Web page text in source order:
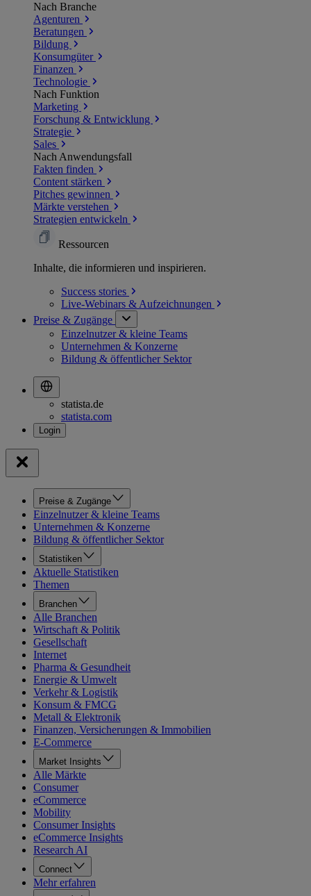
Nach Branche
Agenturen
Beratungen
Bildung
Konsumgüter
Finanzen
Technologie
Nach Funktion
Marketing
Forschung & Entwicklung
Strategie
Sales
Nach Anwendungsfall
Fakten finden
Content stärken
Pitches gewinnen
Märkte verstehen
Strategien entwickeln
Ressourcen
Inhalte, die informieren und inspirieren.
Success stories
Live-Webinars & Aufzeichnungen
Preise & Zugänge
Einzelnutzer & kleine Teams
Unternehmen & Konzerne
Bildung & öffentlicher Sektor
statista.de
statista.com
Preise & Zugänge
Einzelnutzer & kleine Teams
Unternehmen & Konzerne
Bildung & öffentlicher Sektor
Statistiken
Aktuelle Statistiken
Themen
Branchen
Alle Branchen
Wirtschaft & Politik
Gesellschaft
Internet
Pharma & Gesundheit
Energie & Umwelt
Verkehr & Logistik
Konsum & FMCG
Metall & Elektronik
Finanzen, Versicherungen & Immobilien
E-Commerce
Market Insights
Alle Märkte
Consumer
eCommerce
Mobility
Consumer Insights
eCommerce Insights
Research AI
Connect
Mehr erfahren